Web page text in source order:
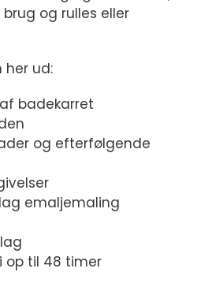
og rulles eller
her ud:
badekarret
og efterfølgende
emaljemaling
op til 48 timer